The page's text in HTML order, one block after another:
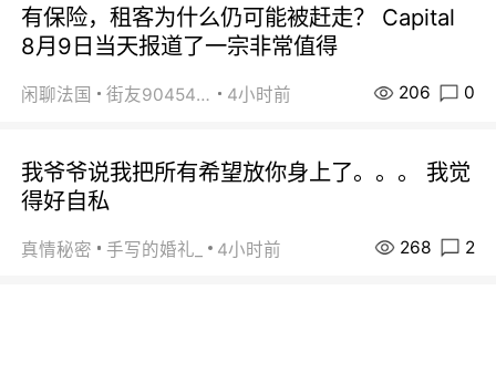
有保险，租客为什么仍可能被赶走？ Capital
8月9日当天报道了一宗非常值得
闲聊法国 街友90454511 4小时前 206 0
我爷爷说我把所有希望放你身上了。。。 我觉
得好自私
真情秘密 手写的婚礼_ 4小时前 268 2